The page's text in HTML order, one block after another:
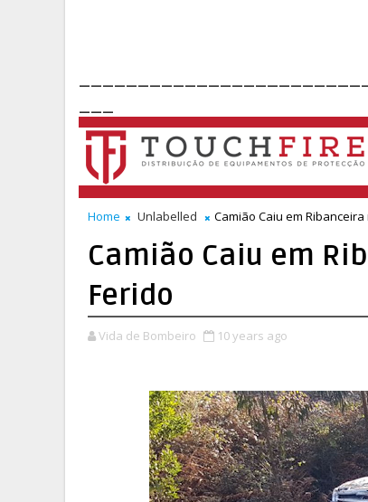
Home Unlabelled Camião Caiu em Ribanceira
Camião Caiu em
Ferido
Vida de Bombeiro 10 years ago